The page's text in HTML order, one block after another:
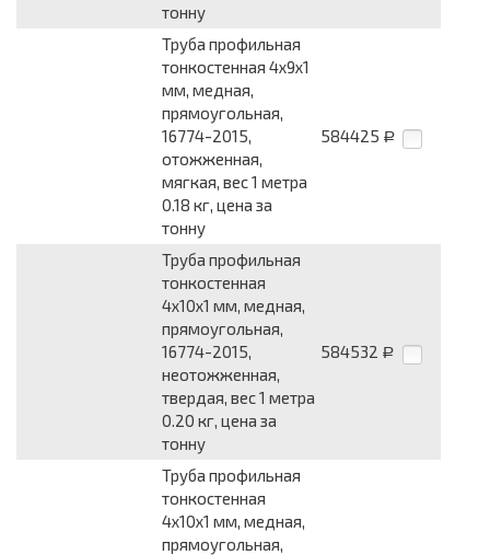
тонну
Труба профильная
тонкостенная 4x9x1
мм, медная,
прямоугольная,
16774-2015,
отожженная,
мягкая, вес 1 метра
0.18 кг, цена за
тонну
584425 Р
Труба профильная
тонкостенная
4x10x1 мм, медная,
прямоугольная,
16774-2015,
неотожженная,
твердая, вес 1 метра
0.20 кг, цена за
тонну
584532 Р
Труба профильная
тонкостенная
4x10x1 мм, медная,
прямоугольная,